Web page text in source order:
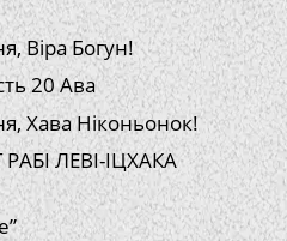
Віра Богун!
20 Ава
Хава Ніконьонок!
ЛЕВІ-ІЦХАКА